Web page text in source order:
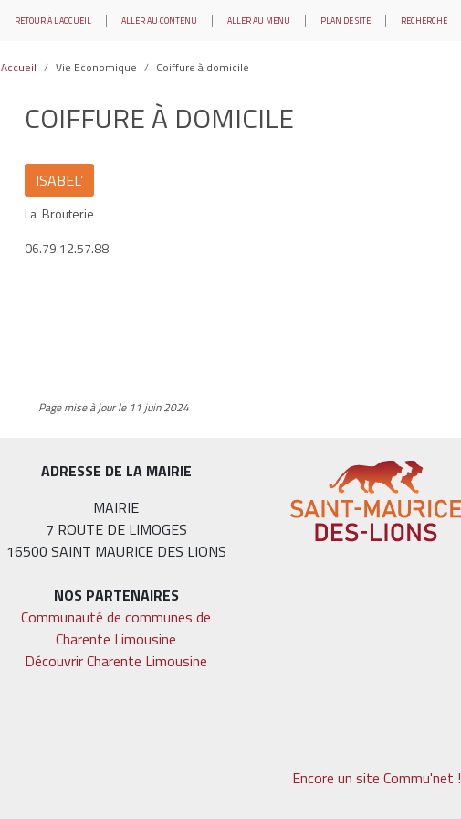
RETOUR À L'ACCUEIL ALLER AU CONTENU ALLER AU MENU PLAN DE SITE RECHERCHE
Accueil Vie Economique Coiffure à domicile
COIFFURE À DOMICILE
ISABEL’
La Brouterie
06.79.12.57.88
Page mise à jour le 11 juin 2024
ADRESSE DE LA MAIRIE
MAIRIE
7 ROUTE DE LIMOGES
16500 SAINT MAURICE DES LIONS
NOS PARTENAIRES
Communauté de communes de
Charente Limousine
Découvrir Charente Limousine
Encore un site Commu'net !